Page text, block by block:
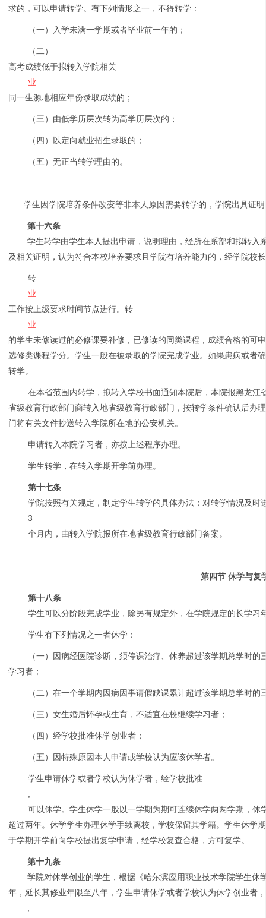
求的，可以申请转学。有下列情形之一，不得转学：
（一）入学未满一学期或者毕业前一年的；
（二）
高考成绩低于拟转入学院相关
业
同一生源地相应年份录取成绩的；
（三）由低学历层次转为高学历层次的；
（四）以定向就业招生录取的；
（五）无正当转学理由的。
学生因学院培养条件改变等非本人原因需要转学的，学院出具证
第十六条
学生转学由学生本人提出申请，说明理由，经所在系部和拟转
及相关证明，认为符合本校培养要求且学院有培养能力的，经学院校
转
业
工作按上级要求时间节点进行。转
业
的学生未修读过的必修课要补修，已修读的同类课程，成绩合格的可
选修类课程学分。学生一般在被录取的学院完成学业。如果患病或者
转学。
在本省范围内转学，拟转入学校书面通知本院后，本院报黑龙
省级教育行政部门商转入地省级教育行政部门，按转学条件确认后办
门将有关文件抄送转入学院所在地的公安机关。
申请转入本院学习者，亦按上述程序办理。
学生转学，在转入学期开学前办理。
第十七条
学院按照有关规定，制定学生转学的具体办法；对转学情况及时
3
个月内，由转入学院报所在地省级教育行政部门备案。
第四节 休学与复
第十八条
学生可以分阶段完成学业，除另有规定外，在学院规定的长学习
学生有下列情况之一者休学：
（一）因病经医院诊断，须停课治疗、休养超过该学期总学时
学习者；
（二）在一个学期内因病因事请假缺课累计超过该学期总学时的
（三）女生婚后怀孕或生育，不适宜在校继续学习者；
（四）经学校批准休学创业者；
（五）因特殊原因本人申请或学校认为应该休学者。
学生申请休学或者学校认为休学者，经学校批准
可以休学。学生休学一般以一学期为期可连续休学两两学期，
超过两年。休学学生办理休学手续离校，学校保留其学籍。学生休学
于学期开学前向学校提出复学申请，经学校复查合格，方可复学。
第十九条
学院对休学创业的学生，根据《哈尔滨应用职业技术学院学生
年，延长其修业年限至八年，学生申请休学或者学校认为休学创业者